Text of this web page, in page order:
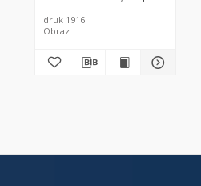
druk 1916
Obraz